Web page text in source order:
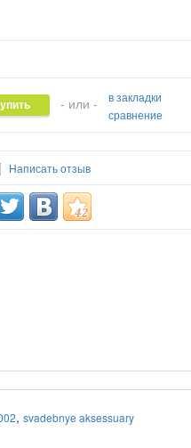
- или -
в закладки
сравнение
| Написать отзыв
, svadebnye aksessuary